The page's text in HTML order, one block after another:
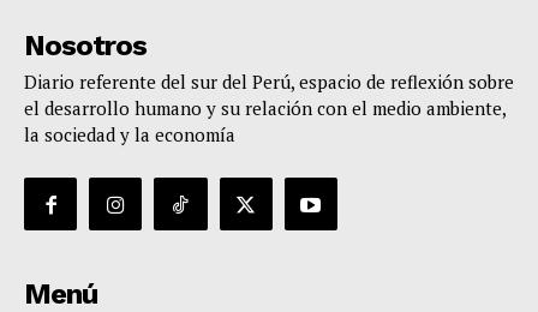
Nosotros
Diario referente del sur del Perú, espacio de reflexión sobre
el desarrollo humano y su relación con el medio ambiente,
la sociedad y la economía
Menú